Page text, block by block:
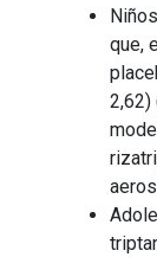
que,
2,62)